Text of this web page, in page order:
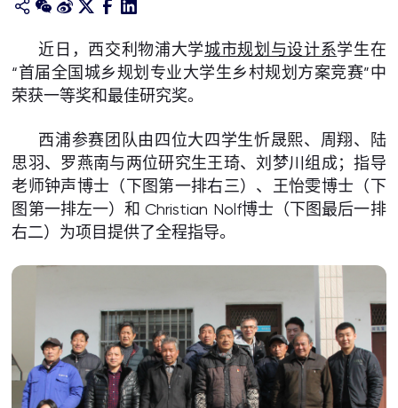
关于我们
近日，西交利物浦大学城市规划与设计系学生在
“首届全国城乡规划专业大学生乡村规划方案竞赛”中
荣获一等奖和最佳研究奖。
西浦参赛团队由四位大四学生忻晟熙、周翔、陆
思羽、罗燕南与两位研究生王琦、刘梦川组成；指导
老师钟声博士（下图第一排右三）、王怡雯博士（下
图第一排左一）和 Christian Nolf博士（下图最后一排
右二）为项目提供了全程指导。